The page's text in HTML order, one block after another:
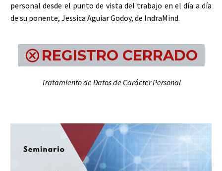
personal desde el punto de vista del trabajo en el día a día
de su ponente, Jessica Aguiar Godoy, de IndraMind.
REGISTRO CERRADO
Tratamiento de Datos de Carácter Personal